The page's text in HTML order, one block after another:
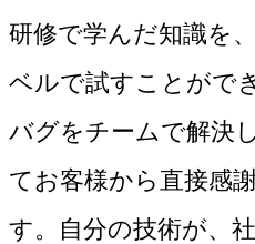
研修で学んだ知識を
ベルで試すことがで
バグをチームで解決
てお客様から直接感
す。自分の技術が、